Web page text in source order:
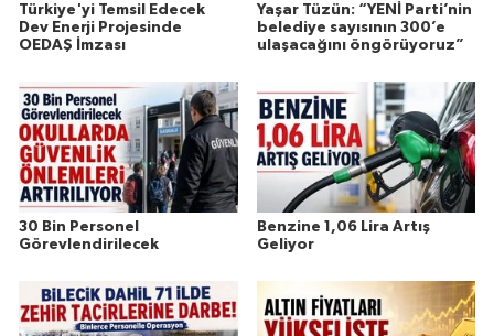
Türkiye'yi Temsil Edecek
Dev Enerji Projesinde
OEDAŞ İmzası
Yaşar Tüzün: “YENİ Parti’nin
belediye sayısının 300’e
ulaşacağını öngörüyoruz”
30 Bin Personel
Görevlendirilecek
Benzine 1,06 Lira Artış
Geliyor